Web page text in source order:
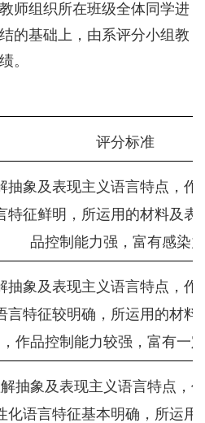
师组织所在班级全体同学进
的基础上，由系评分小组教
。
评分标准
抽象及表现主义语言特点，作
特征鲜明，所运用的材料及表
品控制能力强，富有感染
抽象及表现主义语言特点，作
言特征较明确，所运用的材料
作品控制能力较强，富有一
抽象及表现主义语言特点，
化语言特征基本明确，所运用